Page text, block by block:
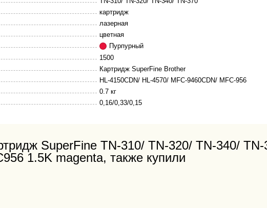
картридж
лазерная
цветная
Пурпурный
1500
Картридж SuperFine Brother
HL-4150CDN/ HL-4570/ MFC-9460CDN/ MFC-956
0.7 кг
0,16/0,33/0,15
SuperFine TN-310/ TN-320/ TN-340/
1.5K magenta, также купили